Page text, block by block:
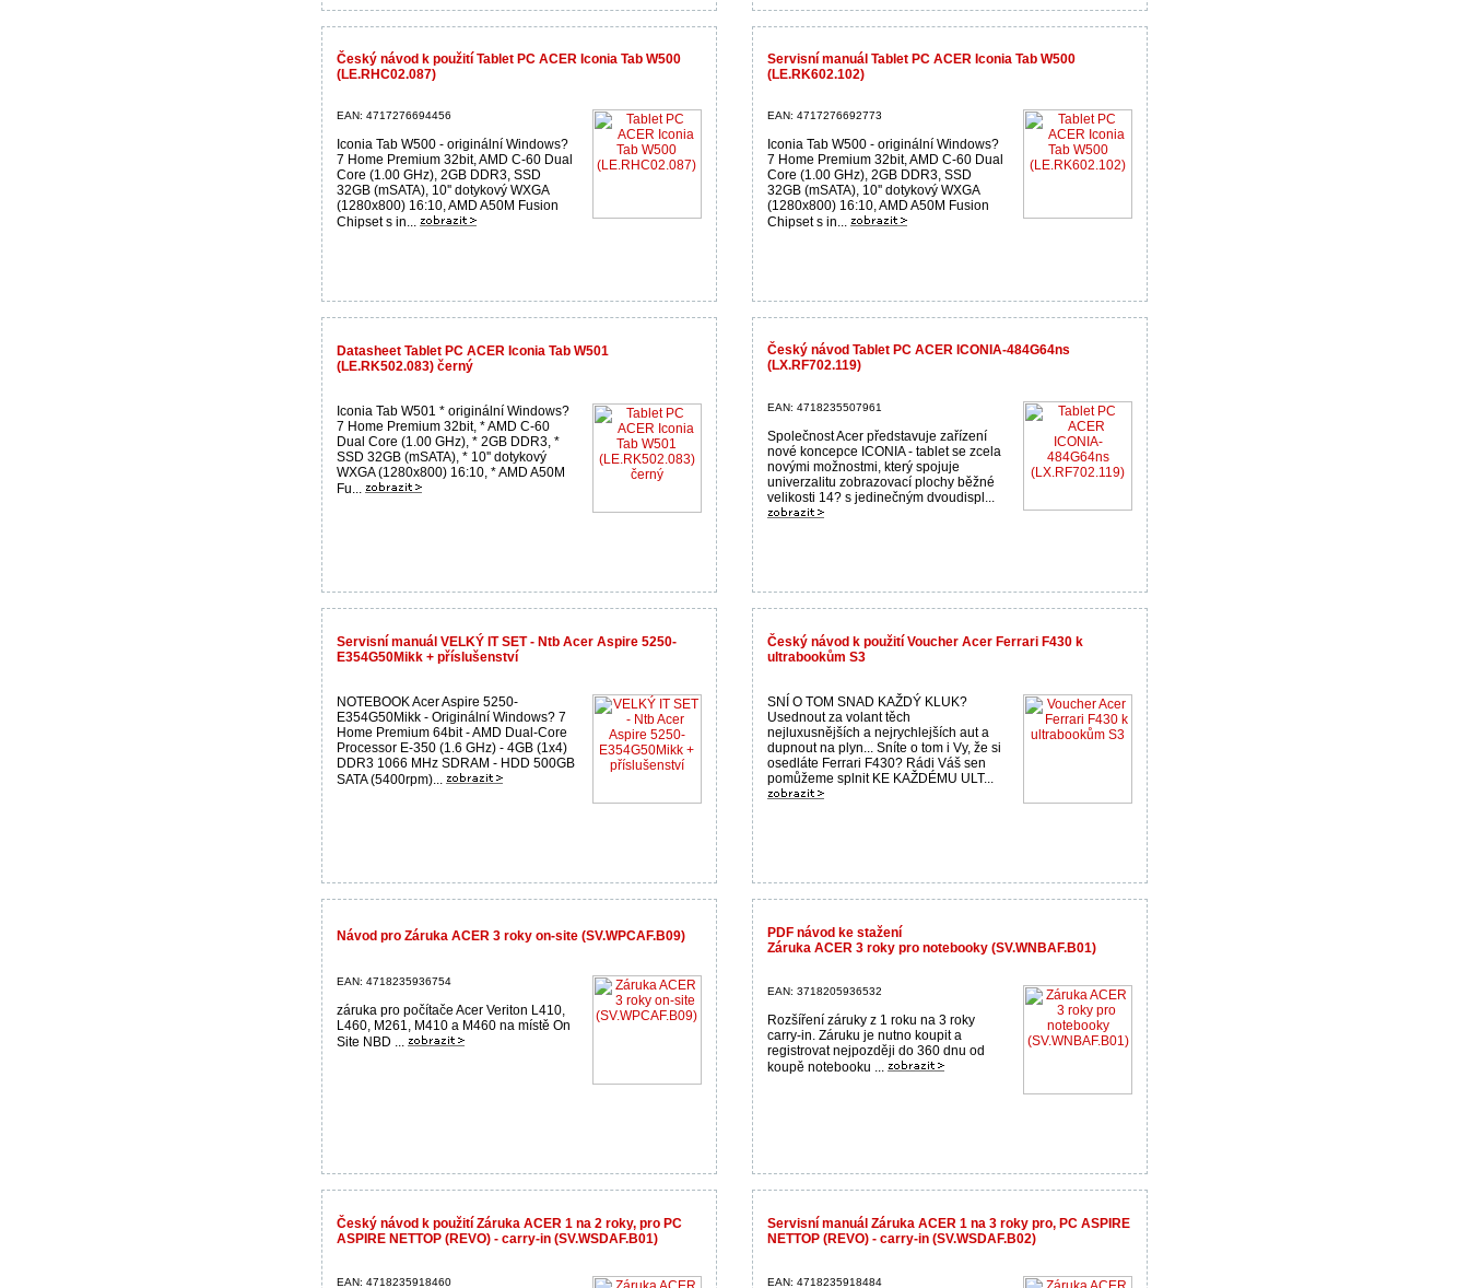
Český návod k použití Tablet PC ACER Iconia Tab W500
(LE.RHC02.087)
EAN: 4717276694456
Iconia Tab W500 - originální Windows?
7 Home Premium 32bit, AMD C-60 Dual
Core (1.00 GHz), 2GB DDR3, SSD
32GB (mSATA), 10'' dotykový WXGA
(1280x800) 16:10, AMD A50M Fusion
Chipset s in...
Servisní manuál Tablet PC ACER Iconia Tab W500
(LE.RK602.102)
EAN: 4717276692773
Iconia Tab W500 - originální Windows?
7 Home Premium 32bit, AMD C-60 Dual
Core (1.00 GHz), 2GB DDR3, SSD
32GB (mSATA), 10'' dotykový WXGA
(1280x800) 16:10, AMD A50M Fusion
Chipset s in...
Datasheet Tablet PC ACER Iconia Tab W501
(LE.RK502.083) černý
Iconia Tab W501 * originální Windows?
7 Home Premium 32bit, * AMD C-60
Dual Core (1.00 GHz), * 2GB DDR3, *
SSD 32GB (mSATA), * 10'' dotykový
WXGA (1280x800) 16:10, * AMD A50M
Fu...
Český návod Tablet PC ACER ICONIA-484G64ns
(LX.RF702.119)
EAN: 4718235507961
Společnost Acer představuje zařízení
nové koncepce ICONIA - tablet se zcela
novými možnostmi, který spojuje
univerzalitu zobrazovací plochy běžné
velikosti 14? s jedinečným dvoudispl...
Servisní manuál VELKÝ IT SET - Ntb Acer Aspire 5250-
E354G50Mikk + příslušenství
NOTEBOOK Acer Aspire 5250-
E354G50Mikk - Originální Windows? 7
Home Premium 64bit - AMD Dual-Core
Processor E-350 (1.6 GHz) - 4GB (1x4)
DDR3 1066 MHz SDRAM - HDD 500GB
SATA (5400rpm)...
Český návod k použití Voucher Acer Ferrari F430 k
ultrabookům S3
SNÍ O TOM SNAD KAŽDÝ KLUK?
Usednout za volant těch
nejluxusnějších a nejrychlejších aut a
dupnout na plyn... Sníte o tom i Vy, že si
osedláte Ferrari F430? Rádi Váš sen
pomůžeme splnit KE KAŽDÉMU ULT...
Návod pro Záruka ACER 3 roky on-site (SV.WPCAF.B09)
EAN: 4718235936754
záruka pro počítače Acer Veriton L410,
L460, M261, M410 a M460 na místě On
Site NBD ...
PDF návod ke stažení
Záruka ACER 3 roky pro notebooky (SV.WNBAF.B01)
EAN: 3718205936532
Rozšíření záruky z 1 roku na 3 roky
carry-in. Záruku je nutno koupit a
registrovat nejpozději do 360 dnu od
koupě notebooku ...
Český návod k použití Záruka ACER 1 na 2 roky, pro PC
ASPIRE NETTOP (REVO) - carry-in (SV.WSDAF.B01)
EAN: 4718235918460
Servisní manuál Záruka ACER 1 na 3 roky pro, PC ASPIRE
NETTOP (REVO) - carry-in (SV.WSDAF.B02)
EAN: 4718235918484